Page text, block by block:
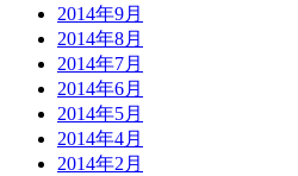
2014年9月
2014年8月
2014年7月
2014年6月
2014年5月
2014年4月
2014年2月